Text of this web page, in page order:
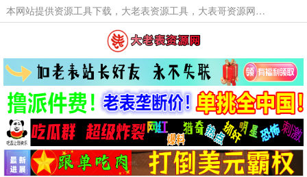
本网站提供资源工具下载，大老表资源工具，大表哥资源网软件工具，大老表资源下载，活动线报福利资源分享,活动线报，大型网游经典游戏，网络热门技术游戏辅助交流与分享。